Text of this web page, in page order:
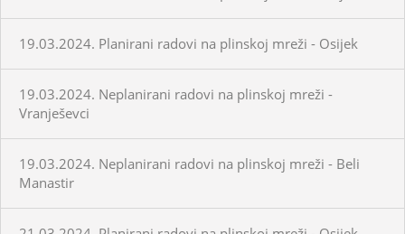
19.03.2024. Planirani radovi na plinskoj mreži - Osijek
19.03.2024. Neplanirani radovi na plinskoj mreži -
Vranješevci
19.03.2024. Neplanirani radovi na plinskoj mreži - Beli
Manastir